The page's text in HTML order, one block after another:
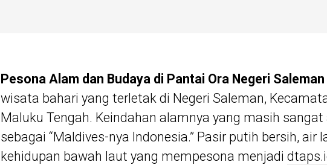
Pesona Alam dan Budaya di Pantai Ora Negeri Saleman
wisata bahari yang terletak di Negeri Saleman,
Maluku Tengah. Keindahan alamnya yang masih
sebagai “Maldives-nya Indonesia.” Pasir putih bersih, air
kehidupan bawah laut yang mempesona menjadi